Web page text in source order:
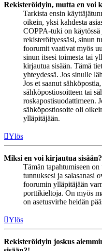
Rekisteröidyin, mutta en voi
Tarkista ensin
oikein, yksi kahdesta
COPPA-tuki on
rekisteröityessäsi, sinun
foorumit vaativat myös
sinun itsesi toimesta tai
kirjautua sisään. Tämä
yhteydessä. Jos sinulle
Jos et saanut
sähköpostiosoitteen tai
roskapostisuodattimeen.
sähköpostiosoite oli
ylläpitäjään.
Ylös
Miksi en voi kirjautua sisään?
Tämän tapahtumiseen
tunnuksesi ja salasanasi
foorumin ylläpitäjään
porttikieltoja. On myös
on asetusvirhe heidän
Ylös
Rekisteröidyin joskus